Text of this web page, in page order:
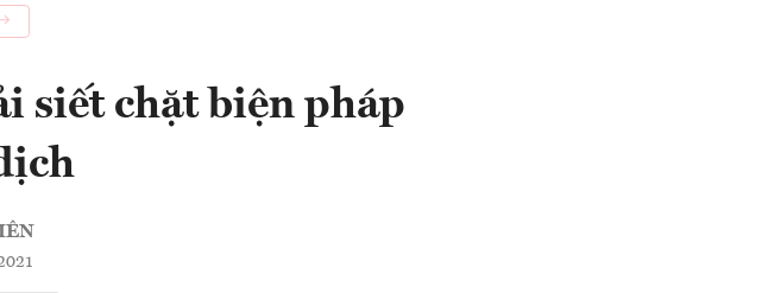
siết chặt biện pháp